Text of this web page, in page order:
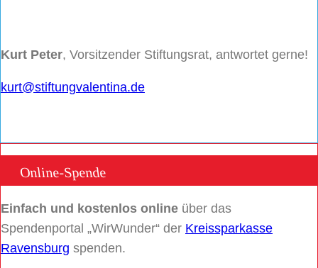
Kurt Peter, Vorsitzender Stiftungsrat, antwortet gerne!
kurt@stiftungvalentina.de
Online-Spende
Einfach und kostenlos online über das
Spendenportal „WirWunder“ der Kreissparkasse
Ravensburg spenden.